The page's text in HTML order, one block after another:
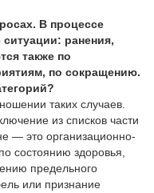
В процессе
ранения,
также по
по сокращению.
таких случаев.
из списков части
— это организационно-
состоянию здоровья,
предельного
или признание